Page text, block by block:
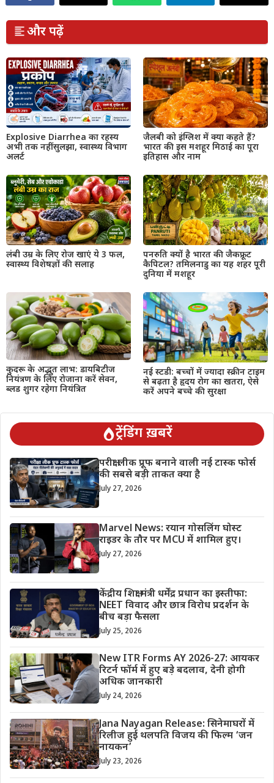
और पढ़ें
Explosive Diarrhea का रहस्य
अभी तक नहीं सुलझा, स्वास्थ्य विभाग
अलर्ट
जैलबी को इंग्लिश में क्या कहते हैं?
भारत की इस मशहूर मिठाई का पूरा
इतिहास और नाम
लंबी उम्र के लिए रोज खाएं ये 3 फल,
स्वास्थ्य विशेषज्ञों की सलाह
पनरुति क्यों है भारत की जैकफ्रूट
कैपिटल? तमिलनाडु का यह शहर पूरी
दुनिया में मशहूर
कुदरू के अद्भुत लाभ: डायबिटीज
नियंत्रण के लिए रोजाना करें सेवन,
ब्लड शुगर रहेगा नियंत्रित
नई स्टडी: बच्चों में ज्यादा स्क्रीन टाइम
से बढ़ता है हृदय रोग का खतरा, ऐसे
करें अपने बच्चे की सुरक्षा
ट्रेंडिंग ख़बरें
परीक्षा लीक प्रूफ बनाने वाली नई टास्क फोर्स
की सबसे बड़ी ताकत क्या है
July 27, 2026
Marvel News: रयान गोसलिंग घोस्ट
राइडर के तौर पर MCU में शामिल हुए।
July 27, 2026
केंद्रीय शिक्षा मंत्री धर्मेंद्र प्रधान का इस्तीफा:
NEET विवाद और छात्र विरोध प्रदर्शन के
बीच बड़ा फैसला
July 25, 2026
New ITR Forms AY 2026-27: आयकर
रिटर्न फॉर्म में हुए बड़े बदलाव, देनी होगी
अधिक जानकारी
July 24, 2026
Jana Nayagan Release: सिनेमाघरों में
रिलीज हुई थलपति विजय की फिल्म ‘जन
नायकन’
July 23, 2026